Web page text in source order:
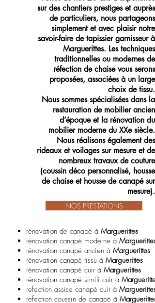
sur des chantiers prestiges et auprès
de particuliers, nous partageons
simplement et avec plaisir notre
savoir-faire de tapissier garnisseur à
Marguerittes. Les techniques
traditionnelles ou modernes de
réfection de chaise vous serons
proposées, associées à un large
choix de tissu.
Nous sommes spécialisées dans la
restauration de mobilier ancien
d’époqueet la rénovation du
mobilier moderne du XXe siècle.
Nous réalisons également des
rideaux et voilages sur mesure et de
nombreux travaux de couture
(coussin déco personnalisé, housse
de chaise et housse de canapé sur
mesure).
NOS PRESTATIONS
rénovation de canapé à Marguerittes
rénovation canapé moderne à Marguerittes
rénovation canapé ancien à Marguerittes
rénovation canapé tissu à Marguerittes
rénovation canapé cuir à Marguerittes
rénovation canapé simili cuir à Marguerittes
refection assise canapé cuir à Marguerittes
refection coussin de canapé à Marguerittes